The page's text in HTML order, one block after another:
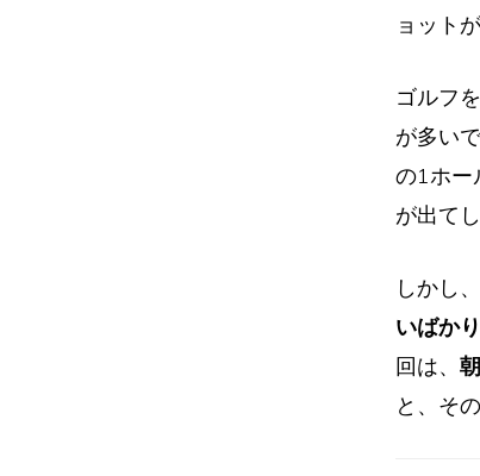
ョット
ゴルフ
が多い
の1ホー
が出て
しかし
いばか
回は、
と、そ